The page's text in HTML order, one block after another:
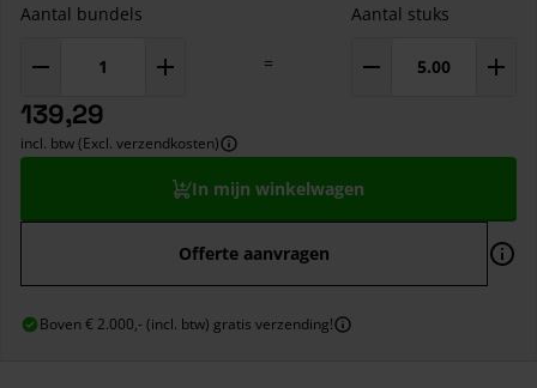
Aantal bundels
=
Aantal stuks
139,29
incl. btw (Excl. verzendkosten)
In mijn winkelwagen
Offerte aanvragen
Boven € 2.000,- (incl. btw) gratis verzending!